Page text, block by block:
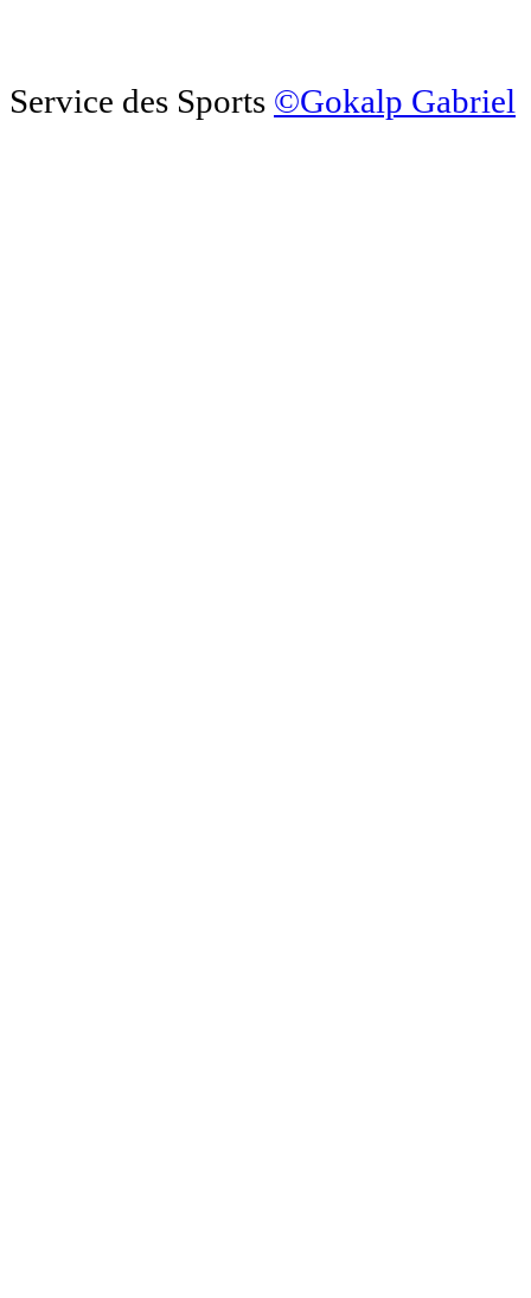
Service des Sports ©Gokalp Gabriel